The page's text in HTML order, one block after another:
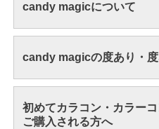
candy magicについて
candy magicの度あり・
初めてカラコン・カラー
ご購入される方へ